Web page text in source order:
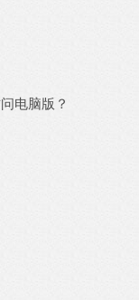
电脑版？